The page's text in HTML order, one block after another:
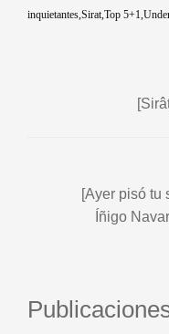
inquietantes Sirat Top 5+1
[Ayer pisó tu
Íñigo